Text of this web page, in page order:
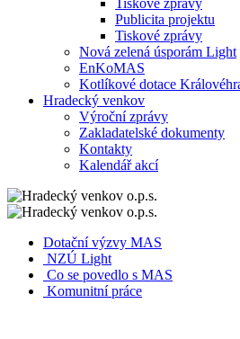
Tiskové zprávy
Publicita projektu
Tiskové zprávy
Nová zelená úsporám Light
EnKoMAS
Kotlíkové dotace
Hradecký venkov
Výroční zprávy
Zakladatelské dokumenty
Kontakty
Kalendář akcí
Dotační výzvy MAS
NZÚ Light
Co se povedlo s MAS
Komunitní práce